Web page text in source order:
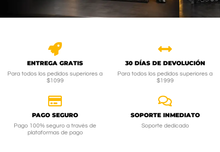
ENTREGA GRATIS
Para todos los pedidos superiores a
$1099
30 DÍAS DE DEVOLUCIÓN
Para todos los pedidos superiores a
$1999
PAGO SEGURO
Pago 100% seguro a través de
plataformas de pago
SOPORTE INMEDIATO
Soporte dedicado